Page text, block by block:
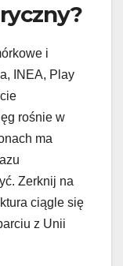
i
INEA, Play
rośnie w
ma
Zerknij na
ciągle się
z Unii